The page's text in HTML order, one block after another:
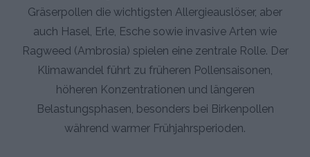
Gräserpollen die wichtigsten Allergieauslöser, aber
auch Hasel, Erle, Esche sowie invasive Arten wie
Ragweed (Ambrosia) spielen eine zentrale Rolle. Der
Klimawandel führt zu früheren Pollensaisonen,
höheren Konzentrationen und längeren
Belastungsphasen, besonders bei Birkenpollen
während warmer Frühjahrsperioden.